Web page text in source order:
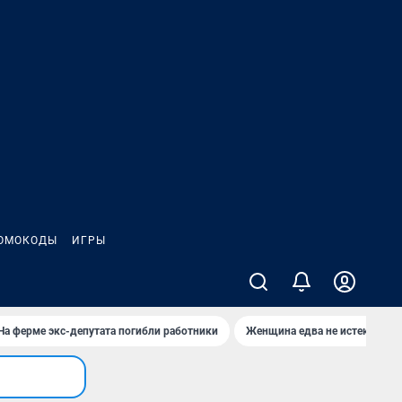
ИГРЫ
ферме экс-депутата погибли работники Женщина едва не истекла